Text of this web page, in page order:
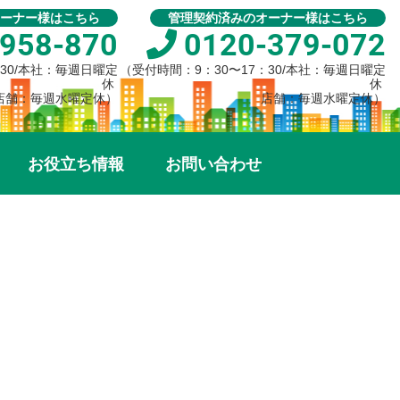
ナー様はこちら
870
本社：毎週日曜定
休
舗：毎週水曜定休）
管理契約済みのオーナー様はこちら
0120-379-072
（受付時間：9：30〜17：30/本社：毎週日曜定
休
店舗：毎週水曜定休）
お役立ち情報 お問い合わせ